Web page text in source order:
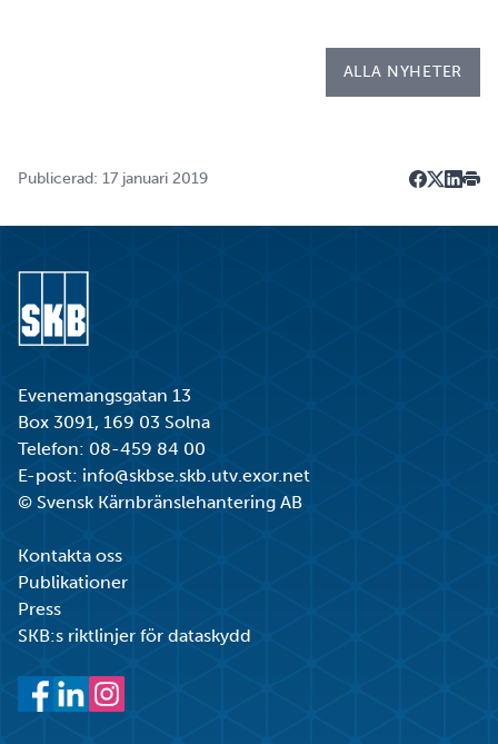
ALLA NYHETER
Publicerad: 17 januari 2019
Evenemangsgatan 13
Box 3091, 169 03 Solna
Telefon: 08-459 84 00
E-post: info@skbse.skb.utv.exor.net
© Svensk Kärnbränslehantering AB
Kontakta oss
Publikationer
Press
SKB:s riktlinjer för dataskydd